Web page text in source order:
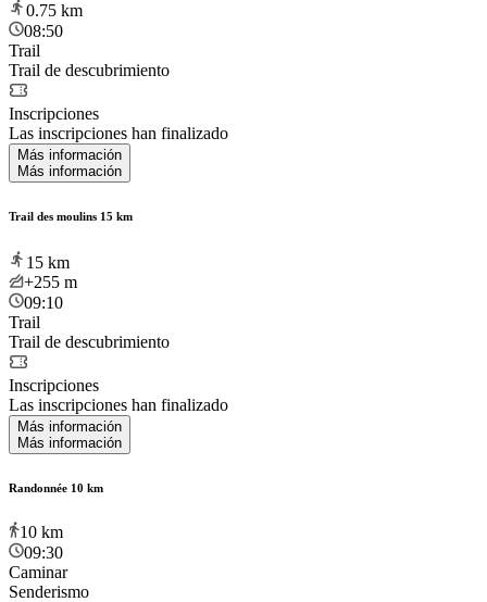
0.75 km
08:50
Trail
Trail de descubrimiento
Inscripciones
Las inscripciones han finalizado
Más información
Más información
Trail des moulins 15 km
15 km
+255 m
09:10
Trail
Trail de descubrimiento
Inscripciones
Las inscripciones han finalizado
Más información
Más información
Randonnée 10 km
10 km
09:30
Caminar
Senderismo